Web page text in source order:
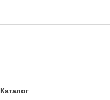
Каталог